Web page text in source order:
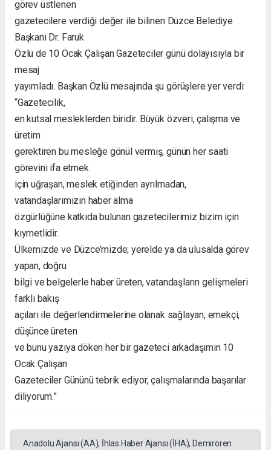
görev üstlenen
gazetecilere verdiği değer ile bilinen Düzce Belediye
Başkanı Dr. Faruk
Özlü de 10 Ocak Çalışan Gazeteciler günü dolayısıyla bir
mesaj
yayımladı. Başkan Özlü mesajında şu görüşlere yer verdi:
“Gazetecilik,
en kutsal mesleklerden biridir. Büyük özveri, çalışma ve
üretim
gerektiren bu mesleğe gönül vermiş, günün her saati
görevini ifa etmek
için uğraşan, meslek etiğinden ayrılmadan,
vatandaşlarımızın haber alma
özgürlüğüne katkıda bulunan gazetecilerimiz bizim için
kıymetlidir.
Ülkemizde ve Düzce’mizde; yerelde ya da ulusalda görev
yapan, doğru
bilgi ve belgelerle haber üreten, vatandaşların gelişmeleri
farklı bakış
açıları ile değerlendirmelerine olanak sağlayan, emekçi,
düşünce üreten
ve bunu yazıya döken her bir gazeteci arkadaşımın 10
Ocak Çalışan
Gazeteciler Gününü tebrik ediyor, çalışmalarında başarılar
diliyorum.”
Anadolu Ajansı (AA), İhlas Haber Ajansı (İHA), Demirören